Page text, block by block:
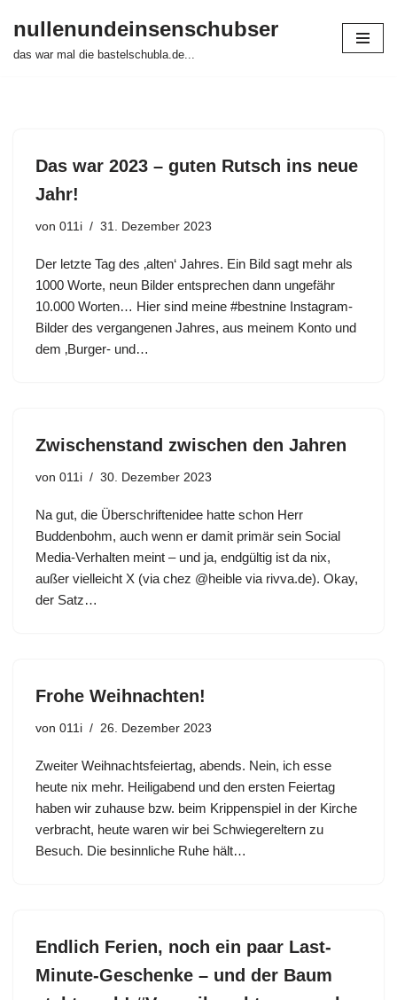
Zum
nullenundeinsenschubser
das war mal die bastelschubla.de...
Das war 2023 – guten Rutsch ins neue
Jahr!
von 011i 31. Dezember 2023
Der letzte Tag des ‚alten‘ Jahres. Ein Bild sagt mehr als
1000 Worte, neun Bilder entsprechen dann ungefähr
10.000 Worten… Hier sind meine #bestnine Instagram-
Bilder des vergangenen Jahres, aus meinem Konto und
dem ‚Burger- und…
Zwischenstand zwischen den Jahren
von 011i 30. Dezember 2023
Na gut, die Überschriftenidee hatte schon Herr
Buddenbohm, auch wenn er damit primär sein Social
Media-Verhalten meint – und ja, endgültig ist da nix,
außer vielleicht X (via chez @heible via rivva.de). Okay,
der Satz…
Frohe Weihnachten!
von 011i 26. Dezember 2023
Zweiter Weihnachtsfeiertag, abends. Nein, ich esse
heute nix mehr. Heiligabend und den ersten Feiertag
haben wir zuhause bzw. beim Krippenspiel in der Kirche
verbracht, heute waren wir bei Schwiegereltern zu
Besuch. Die besinnliche Ruhe hält…
Endlich Ferien, noch ein paar Last-
Minute-Geschenke – und der Baum